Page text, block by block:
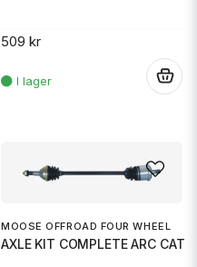
509 kr
MOOSE OFFROAD FOUR WHEEL
AXLE KIT COMPLETE ARC CAT